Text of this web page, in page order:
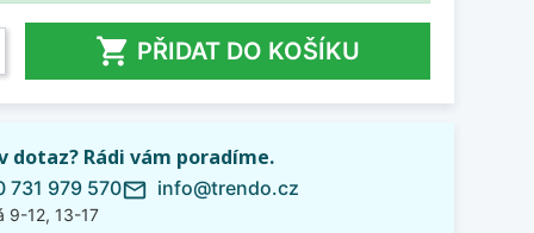
 PŘIDAT DO KOŠÍKU
dotaz? Rádi vám poradíme.
731 979 570
9-12, 13-17
mail_outline info@trendo.cz